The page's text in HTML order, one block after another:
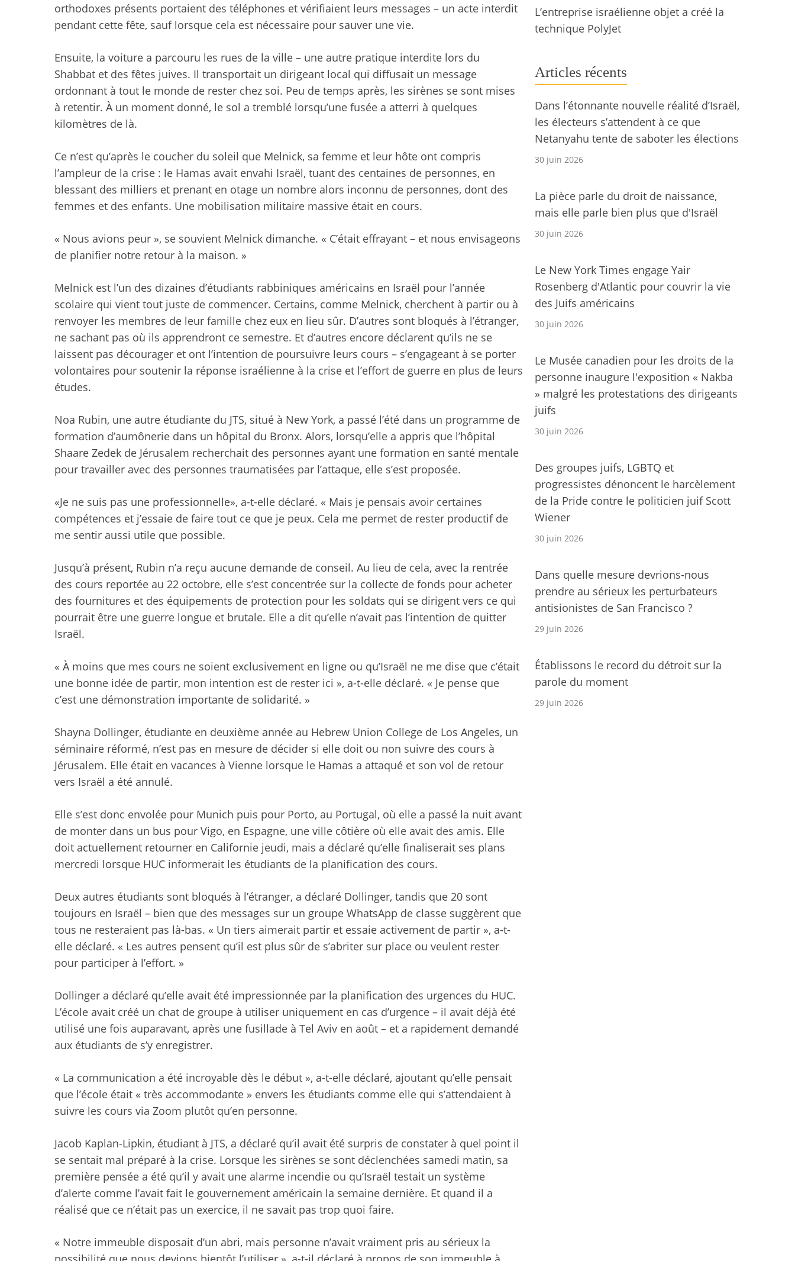
orthodoxes présents portaient des téléphones et vérifiaient leurs messages – un acte interdit
pendant cette fête, sauf lorsque cela est nécessaire pour sauver une vie.
Ensuite, la voiture a parcouru les rues de la ville – une autre pratique interdite lors du
Shabbat et des fêtes juives. Il transportait un dirigeant local qui diffusait un message
ordonnant à tout le monde de rester chez soi. Peu de temps après, les sirènes se sont mises
à retentir. À un moment donné, le sol a tremblé lorsqu’une fusée a atterri à quelques
kilomètres de là.
Ce n’est qu’après le coucher du soleil que Melnick, sa femme et leur hôte ont compris
l’ampleur de la crise : le Hamas avait envahi Israël, tuant des centaines de personnes, en
blessant des milliers et prenant en otage un nombre alors inconnu de personnes, dont des
femmes et des enfants. Une mobilisation militaire massive était en cours.
« Nous avions peur », se souvient Melnick dimanche. « C’était effrayant – et nous envisageons
de planifier notre retour à la maison. »
Melnick est l’un des dizaines d’étudiants rabbiniques américains en Israël pour l’année
scolaire qui vient tout juste de commencer. Certains, comme Melnick, cherchent à partir ou à
renvoyer les membres de leur famille chez eux en lieu sûr. D’autres sont bloqués à l’étranger,
ne sachant pas où ils apprendront ce semestre. Et d’autres encore déclarent qu’ils ne se
laissent pas décourager et ont l’intention de poursuivre leurs cours – s’engageant à se porter
volontaires pour soutenir la réponse israélienne à la crise et l’effort de guerre en plus de leurs
études.
Noa Rubin, une autre étudiante du JTS, situé à New York, a passé l’été dans un programme de
formation d’aumônerie dans un hôpital du Bronx. Alors, lorsqu’elle a appris que l’hôpital
Shaare Zedek de Jérusalem recherchait des personnes ayant une formation en santé mentale
pour travailler avec des personnes traumatisées par l’attaque, elle s’est proposée.
«Je ne suis pas une professionnelle», a-t-elle déclaré. « Mais je pensais avoir certaines
compétences et j’essaie de faire tout ce que je peux. Cela me permet de rester productif de
me sentir aussi utile que possible.
Jusqu’à présent, Rubin n’a reçu aucune demande de conseil. Au lieu de cela, avec la rentrée
des cours reportée au 22 octobre, elle s’est concentrée sur la collecte de fonds pour acheter
des fournitures et des équipements de protection pour les soldats qui se dirigent vers ce qui
pourrait être une guerre longue et brutale. Elle a dit qu’elle n’avait pas l’intention de quitter
Israël.
« À moins que mes cours ne soient exclusivement en ligne ou qu’Israël ne me dise que c’était
une bonne idée de partir, mon intention est de rester ici », a-t-elle déclaré. « Je pense que
c’est une démonstration importante de solidarité. »
Shayna Dollinger, étudiante en deuxième année au Hebrew Union College de Los Angeles, un
séminaire réformé, n’est pas en mesure de décider si elle doit ou non suivre des cours à
Jérusalem. Elle était en vacances à Vienne lorsque le Hamas a attaqué et son vol de retour
vers Israël a été annulé.
Elle s’est donc envolée pour Munich puis pour Porto, au Portugal, où elle a passé la nuit avant
de monter dans un bus pour Vigo, en Espagne, une ville côtière où elle avait des amis. Elle
doit actuellement retourner en Californie jeudi, mais a déclaré qu’elle finaliserait ses plans
mercredi lorsque HUC informerait les étudiants de la planification des cours.
Deux autres étudiants sont bloqués à l’étranger, a déclaré Dollinger, tandis que 20 sont
toujours en Israël – bien que des messages sur un groupe WhatsApp de classe suggèrent que
tous ne resteraient pas là-bas. « Un tiers aimerait partir et essaie activement de partir », a-t-
elle déclaré. « Les autres pensent qu’il est plus sûr de s’abriter sur place ou veulent rester
pour participer à l’effort. »
Dollinger a déclaré qu’elle avait été impressionnée par la planification des urgences du HUC.
L’école avait créé un chat de groupe à utiliser uniquement en cas d’urgence – il avait déjà été
utilisé une fois auparavant, après une fusillade à Tel Aviv en août – et a rapidement demandé
aux étudiants de s’y enregistrer.
« La communication a été incroyable dès le début », a-t-elle déclaré, ajoutant qu’elle pensait
que l’école était « très accommodante » envers les étudiants comme elle qui s’attendaient à
suivre les cours via Zoom plutôt qu’en personne.
Jacob Kaplan-Lipkin, étudiant à JTS, a déclaré qu’il avait été surpris de constater à quel point il
se sentait mal préparé à la crise. Lorsque les sirènes se sont déclenchées samedi matin, sa
première pensée a été qu’il y avait une alarme incendie ou qu’Israël testait un système
d’alerte comme l’avait fait le gouvernement américain la semaine dernière. Et quand il a
réalisé que ce n’était pas un exercice, il ne savait pas trop quoi faire.
« Notre immeuble disposait d’un abri, mais personne n’avait vraiment pris au sérieux la
L’entreprise israélienne objet a créé la
technique PolyJet
Articles récents
Dans l’étonnante nouvelle réalité d’Israël,
les électeurs s’attendent à ce que
Netanyahu tente de saboter les élections
30 juin 2026
La pièce parle du droit de naissance,
mais elle parle bien plus que d'Israël
30 juin 2026
Le New York Times engage Yair
Rosenberg d'Atlantic pour couvrir la vie
des Juifs américains
30 juin 2026
Le Musée canadien pour les droits de la
personne inaugure l'exposition « Nakba
» malgré les protestations des dirigeants
juifs
30 juin 2026
Des groupes juifs, LGBTQ et
progressistes dénoncent le harcèlement
de la Pride contre le politicien juif Scott
Wiener
30 juin 2026
Dans quelle mesure devrions-nous
prendre au sérieux les perturbateurs
antisionistes de San Francisco ?
29 juin 2026
Établissons le record du détroit sur la
parole du moment
29 juin 2026